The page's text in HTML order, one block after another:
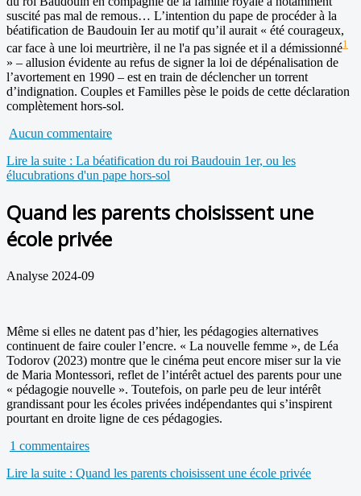
suscité pas mal de remous… L’intention du pape de procéder à la
béatification de Baudouin Ier au motif qu’il aurait « été courageux,
car face à une loi meurtrière, il ne l'a pas signée et il a démissionné1
» – allusion évidente au refus de signer la loi de dépénalisation de
l’avortement en 1990 – est en train de déclencher un torrent
d’indignation. Couples et Familles pèse le poids de cette déclaration
complètement hors-sol.
Aucun commentaire
Lire la suite : La béatification du roi Baudouin 1er, ou les
élucubrations d'un pape hors-sol
Quand les parents choisissent une
école privée
Analyse 2024-09
Même si elles ne datent pas d’hier, les pédagogies alternatives
continuent de faire couler l’encre. « La nouvelle femme », de Léa
Todorov (2023) montre que le cinéma peut encore miser sur la vie
de Maria Montessori, reflet de l’intérêt actuel des parents pour une
« pédagogie nouvelle ». Toutefois, on parle peu de leur intérêt
grandissant pour les écoles privées indépendantes qui s’inspirent
pourtant en droite ligne de ces pédagogies.
1 commentaires
Lire la suite : Quand les parents choisissent une école privée